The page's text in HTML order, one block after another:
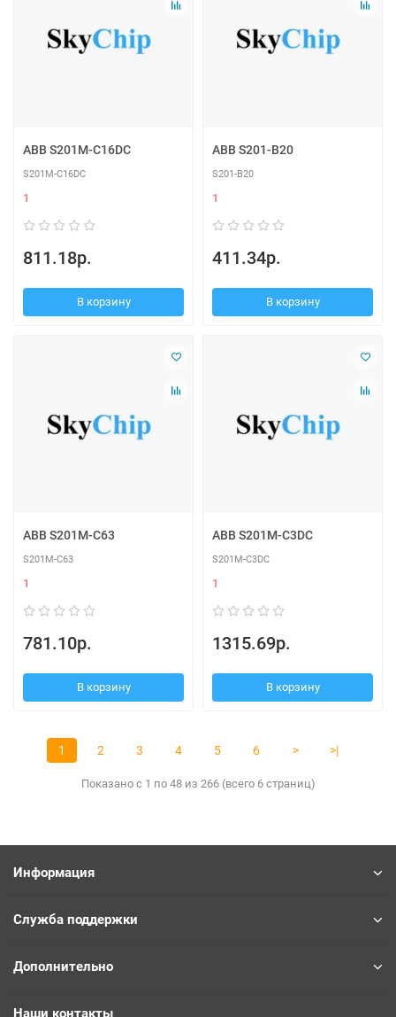
ABB S201M-C16DC
S201M-C16DC
1
811.18р.
В корзину
ABB S201-B20
S201-B20
1
411.34р.
В корзину
ABB S201M-C63
S201M-C63
1
781.10р.
В корзину
ABB S201M-C3DC
S201M-C3DC
1
1315.69р.
В корзину
1 2 3 4 5 6 > >|
Показано с 1 по 48 из 266 (всего 6 страниц)
Информация
Служба поддержки
Дополнительно
Наши контакты